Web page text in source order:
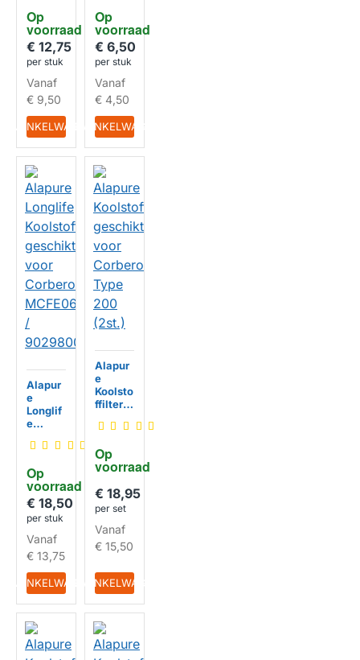
HUISMERK
Op
voorraad
o
MCFE1
3 /
90298
00597
€ 12,75
per stuk
Vanaf
€ 9,50
IN WINKELWAGEN
HUISMERK
Op
voorraad
o
MCFE4
3 /
90298
01520
€ 6,50
per stuk
Vanaf
€ 4,50
IN WINKELWAGEN
HUISMERK
Op
voorraad
Alapur
e
Longlif
e
ffilter
kt voor
Corber
o
MCFE0
6 /
90298
00506
€ 18,50
per stuk
Vanaf
€ 13,75
IN WINKELWAGEN
HUISMERK
Op
voorraad
Alapur
e
Koolsto
ffilter
kt voor
o Type
200
€ 18,95
per set
Vanaf
€ 15,50
IN WINKELWAGEN